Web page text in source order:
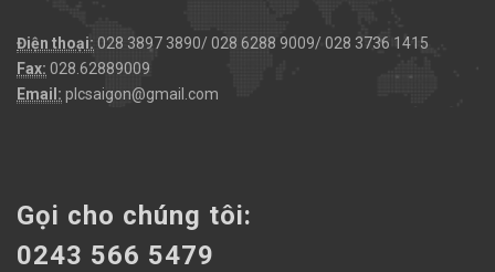
Điện thoại: 028 3897 3890/ 028 6288 9009/ 028 3736 1415
Fax: 028.62889009
Email: plcsaigon@gmail.com
Gọi cho chúng tôi:
0243 566 5479